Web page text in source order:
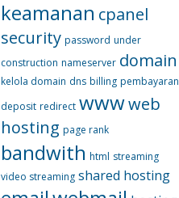
keamanan cpanel
security password under
construction nameserver domain
kelola domain dns billing pembayaran
deposit redirect wwwweb
hosting page rank
bandwith html streaming
video streaming shared hosting